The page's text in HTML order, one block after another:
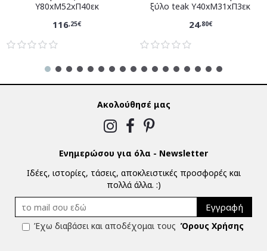
Υ80xM52xΠ40εκ
116,25€
ξύλο teak Υ40xM31xΠ3εκ
24,80€
Ακολούθησέ μας
Ενημερώσου για όλα - Newsletter
Ιδέες, ιστορίες, τάσεις, αποκλειστικές προσφορές και
πολλά άλλα. :)
Εγγραφή
Έχω διαβάσει και αποδέχομαι τους Όρους Χρήσης